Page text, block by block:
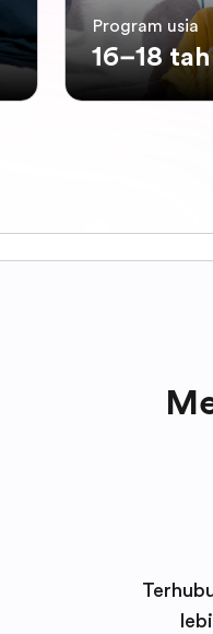
Program usia
16–18